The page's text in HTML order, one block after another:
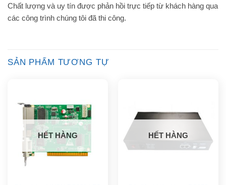
Chất lượng và uy tín được phản hồi trực tiếp từ khách hàng qua
các công trình chúng tôi đã thi công.
SẢN PHẨM TƯƠNG TỰ
HẾT HÀNG HẾT HÀNG